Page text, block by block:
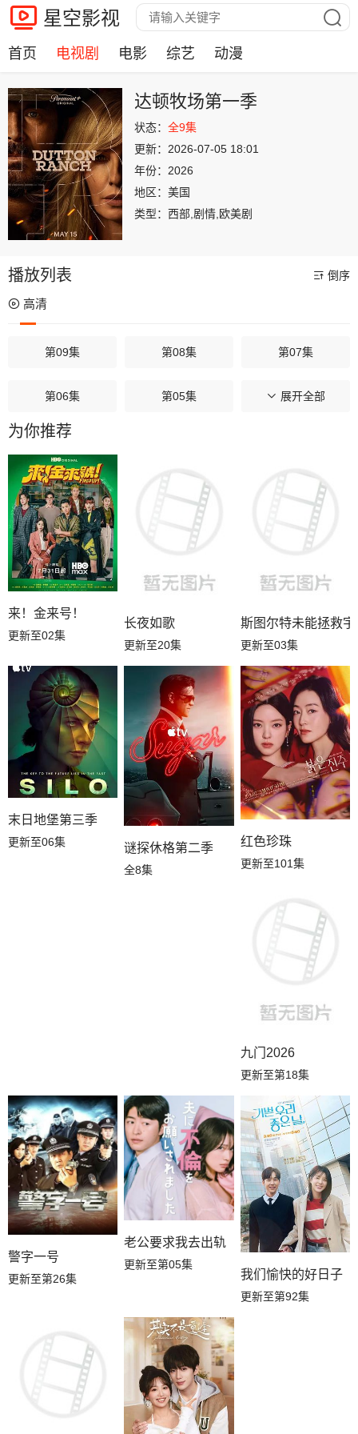
星空影视
首页 电视剧 电影 综艺 动漫
达顿牧场第一季
状态： 全9集
更新： 2026-07-05 18:01
年份： 2026
地区： 美国
类型： 西部,剧情,欧美剧
播放列表 倒序
高清
第09集 第08集 第07集
第06集 第05集 第04集
第03集
展开全部
为你推荐
来！金来号！
更新至02集
长夜如歌
更新至20集
斯图尔特未能拯救宇
更新至03集
末日地堡第三季
更新至06集 谜探休格第二季
全8集
红色珍珠
更新至101集
九门2026
更新至第18集
警字一号
更新至第26集
老公要求我去出轨
更新至第05集
我们愉快的好日子
更新至第92集